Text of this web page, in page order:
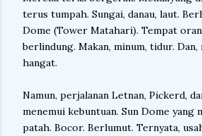
terus tumpah. Sungai, danau, laut.
Dome (Tower Matahari). Tempat
berlindung. Makan, minum, tidur. Dan,
hangat.
Namun, perjalanan Letnan, Pickerd,
menemui kebuntuan. Sun Dome yang
patah. Bocor. Berlumut. Ternyata,